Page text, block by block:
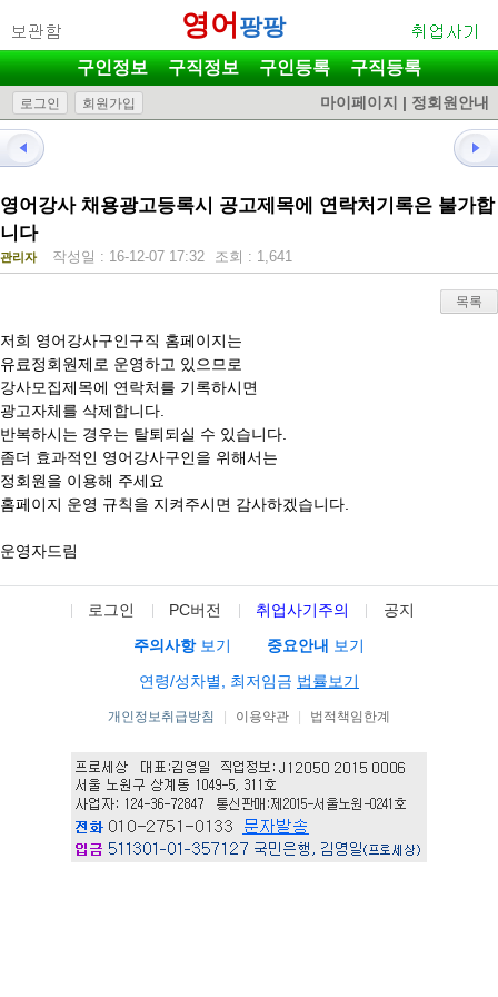
영어 팡팡
구인정보 구직정보 구인등록 구직등록
로그인 회원가입 마이페이지 | 정회원안내
영어강사 채용광고등록시 공고제목에 연락처기록은 불가합
니다
관리자 작성일 : 16-12-07 17:32 조회 : 1,641
목록
저희 영어강사구인구직 홈페이지는
유료정회원제로 운영하고 있으므로
강사모집제목에 연락처를 기록하시면
광고자체를 삭제합니다.
반복하시는 경우는 탈퇴되실 수 있습니다.
좀더 효과적인 영어강사구인을 위해서는
정회원을 이용해 주세요
홈페이지 운영 규칙을 지켜주시면 감사하겠습니다.
운영자드림
로그인 PC버전 취업사기주의
공지
주의사항 보기 중요안내 보기
연령/성차별, 최저임금 법률보기
개인정보취급방침 이용약관 법적책임한계